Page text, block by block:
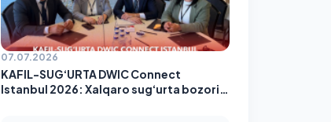
07.07.2026
KAFIL-SUG‘URTA DWIC Connect
Istanbul 2026: Xalqaro sug‘urta bozori